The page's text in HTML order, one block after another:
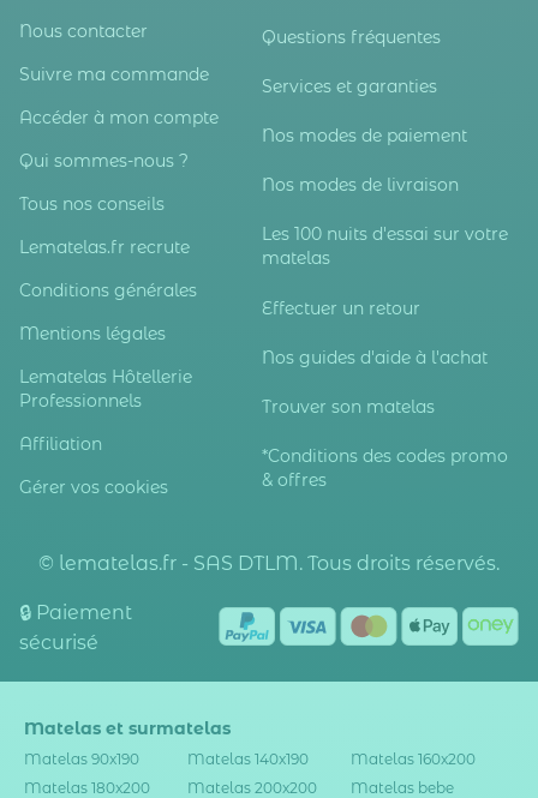
Nous contacter
Suivre ma commande
Accéder à mon compte
Qui sommes-nous ?
Tous nos conseils
Lematelas.fr recrute
Conditions générales
Mentions légales
Lematelas Hôtellerie
Professionnels
Affiliation
Gérer vos cookies
Questions fréquentes
Services et garanties
Nos modes de paiement
Nos modes de livraison
Les 100 nuits d'essai sur votre
matelas
Effectuer un retour
Nos guides d'aide à l'achat
Trouver son matelas
*Conditions des codes promo
& offres
© lematelas.fr - SAS DTLM. Tous droits réservés.
🔒 Paiement
sécurisé
Matelas et surmatelas
Matelas 90x190 Matelas 140x190
Matelas 160x200
Matelas 180x200
Matelas 200x200 Matelas bebe